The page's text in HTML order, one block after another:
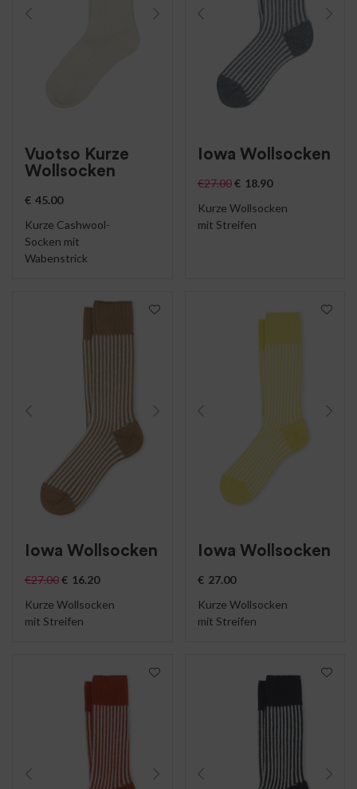
Vuotso Kurze
Wollsocken
€ 45.00
Kurze Cashwool-
Socken mit
Wabenstrick
Iowa Wollsocken
€27.00 € 18.90
Kurze Wollsocken
mit Streifen
Iowa Wollsocken
€27.00€ 16.20
Kurze Wollsocken
mit Streifen
Iowa Wollsocken
€ 27.00
Kurze Wollsocken
mit Streifen